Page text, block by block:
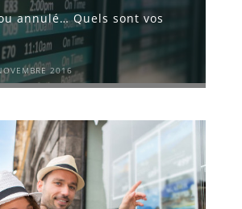
annulé… Quels sont vos
2016